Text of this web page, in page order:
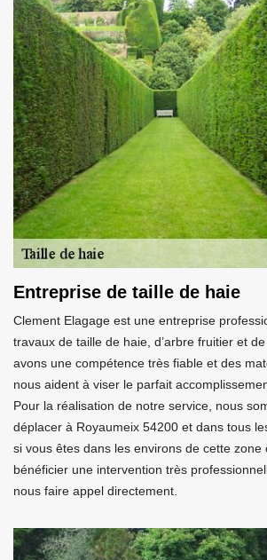
Entreprise de taille de haie
Clement Elagage est une entreprise
travaux de taille de haie, d’arbre fruitier et
avons une compétence très fiable et des
nous aident à viser le parfait
Pour la réalisation de notre service, nous
déplacer à Royaumeix 54200 et dans tous
si vous êtes dans les environs de cette zone
bénéficier une intervention très
nous faire appel directement.